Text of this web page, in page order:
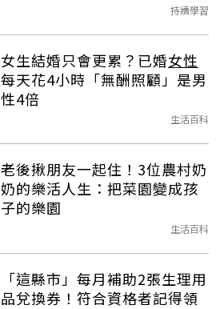
持續學習
女生結婚只會更累？已婚女性
每天花4小時「無酬照顧」是男
性4倍
生活百科
老後揪朋友一起住！3位農村奶
奶的樂活人生：把菜園變成孩
子的樂園
生活百科
「這縣市」每月補助2張生理用
品兌換券！符合資格者記得領